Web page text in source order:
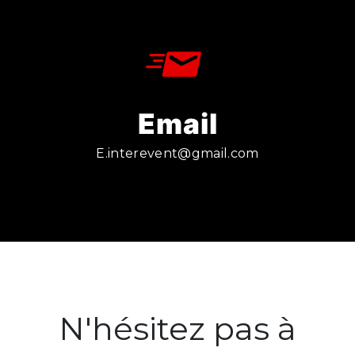
Email
e.interevent@gmail.com
N'hésitez pas à